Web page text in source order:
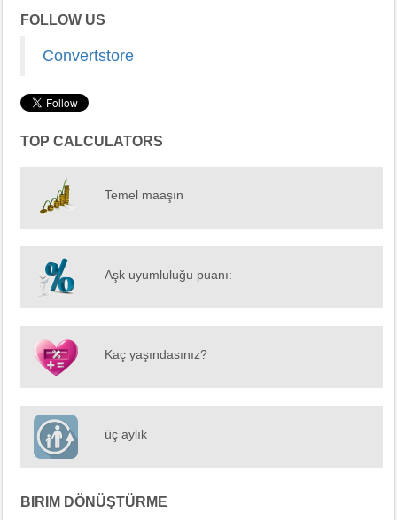
FOLLOW US
Convertstore
TOP CALCULATORS
Temel maaşın
Aşk uyumluluğu puanı:
Kaç yaşındasınız?
üç aylık
BIRIM DÖNÜŞTÜRME